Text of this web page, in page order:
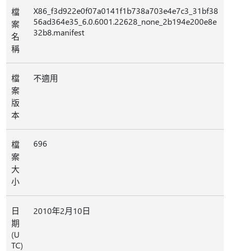
檔
案
名
稱
X86_f3d922e0f07a0141f1b738a703e4e7c3_31bf38
56ad364e35_6.0.6001.22628_none_2b194e200e8e
32b8.manifest
檔
案
版
本
不適用
檔
案
大
小
696
日
期
(U
TC)
2010年2月10日